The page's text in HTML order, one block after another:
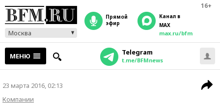
16+
Москва
прямой
эфир
Канал в
MAX
max.ru/bfm
МЕНЮ Telegram
t.me/BFMnews
23 марта 2016, 02:13
Компании